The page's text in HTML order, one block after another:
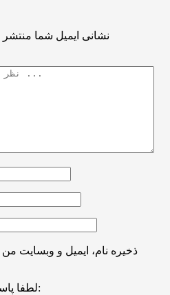
نشانی ایمیل شما منتشر
ذخیره نام، ایمیل و وبسایت
لطفا پاسخ را به عدد انگلیسی وارد کنید: